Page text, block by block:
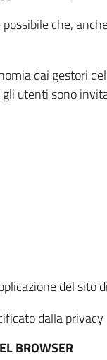
che,
dai gestori
utenti sono
del sito
dalla
BROWSER